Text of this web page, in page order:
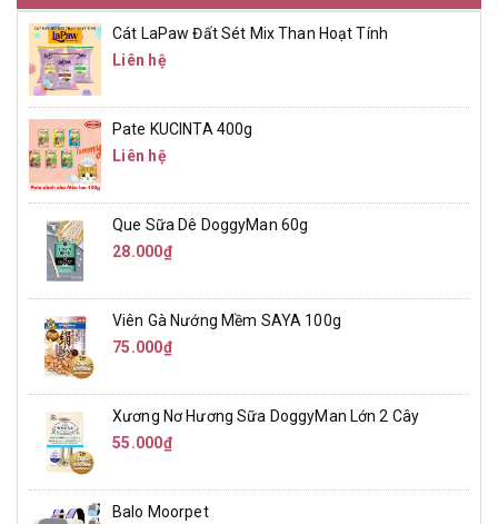
Cát LaPaw Đất Sét Mix Than Hoạt Tính
Liên hệ
Pate KUCINTA 400g
Liên hệ
Que Sữa Dê DoggyMan 60g
28.000₫
Viên Gà Nướng Mềm SAYA 100g
75.000₫
Xương Nơ Hương Sữa DoggyMan Lớn 2 Cây
55.000₫
Balo Moorpet